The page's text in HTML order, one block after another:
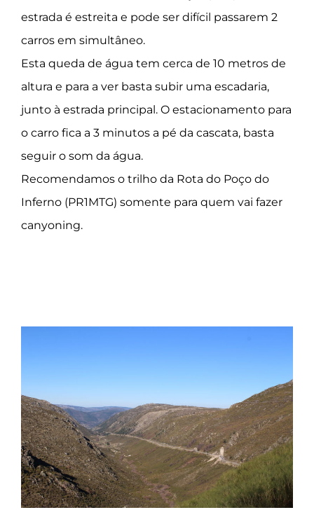
estrada é estreita e pode ser difícil passarem 2
carros em simultâneo.
Esta queda de água tem cerca de 10 metros de
altura e para a ver basta subir uma escadaria,
junto à estrada principal. O estacionamento para
o carro fica a 3 minutos a pé da cascata, basta
seguir o som da água.
Recomendamos o trilho da Rota do Poço do
Inferno (PR1MTG) somente para quem vai fazer
canyoning.